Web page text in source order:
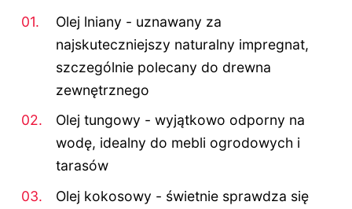
Olej lniany - uznawany za
najskuteczniejszy naturalny impregnat,
szczególnie polecany do drewna
zewnętrznego
Olej tungowy - wyjątkowo odporny na
wodę, idealny do mebli ogrodowych i
tarasów
Olej kokosowy - świetnie sprawdza się